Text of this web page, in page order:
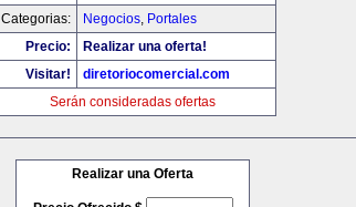
Categorias:
Negocios, Portales
Precio:
Realizar una oferta!
Visitar!
diretoriocomercial.com
Serán consideradas ofertas
Realizar una Oferta